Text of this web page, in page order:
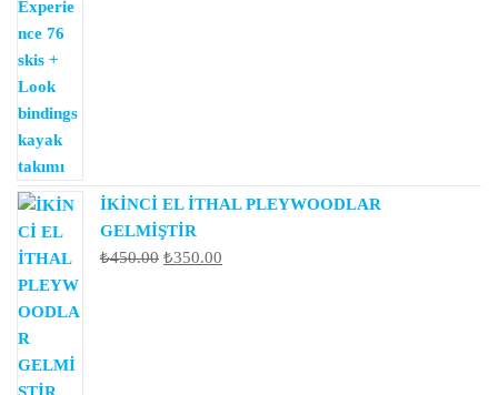
İKİNCİ EL İTHAL PLEYWOODLAR
GELMİŞTİR
₺450.00 Orijinal
₺350.00